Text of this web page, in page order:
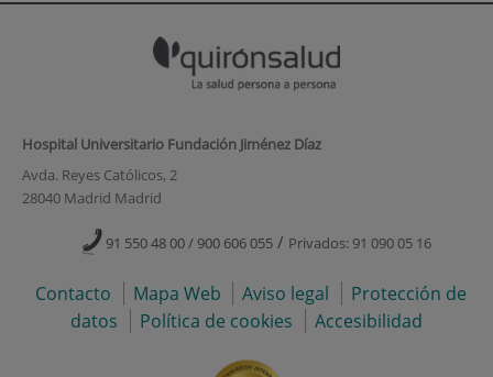
Hospital Universitario Fundación Jiménez Díaz
Avda. Reyes Católicos, 2
28040 Madrid Madrid
91 550 48 00 / 900 606 055 / Privados: 91 090 05 16
Contacto Mapa Web Aviso legal
Protección de
datos
Política de cookies Accesibilidad